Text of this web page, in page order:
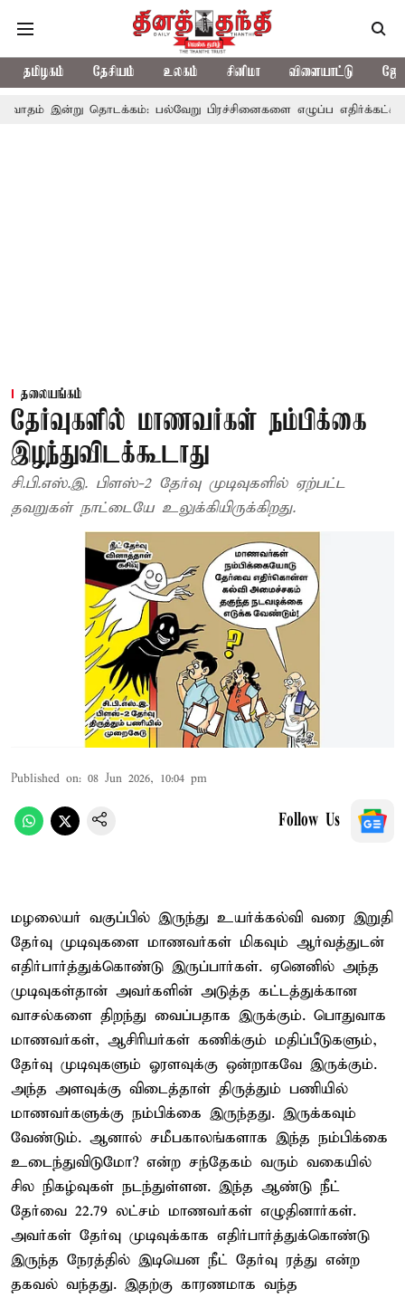
தமிழகம் தேசியம் உலகம் சினிமா விளையாட்டு
தொடக்கம்: பல்வேறு பிரச்சினைகளை எழுப்ப எதிர்க்கட்சிகள் திட்டம்
தலையங்கம்
தேர்வுகளில் மாணவர்கள் நம்பிக்கை
இழந்துவிடக்கூடாது
சி.பி.எஸ்.இ. பிளஸ்-2 தேர்வு முடிவுகளில் ஏற்பட்ட
தவறுகள் நாட்டையே உலுக்கியிருக்கிறது.
Published on: 08 Jun 2026, 10:04 pm
Follow Us
மழலையர் வகுப்பில் இருந்து உயர்க்கல்வி வரை இறுதி
தேர்வு முடிவுகளை மாணவர்கள் மிகவும் ஆர்வத்துடன்
எதிர்பார்த்துக்கொண்டு இருப்பார்கள். ஏனெனில் அந்த
முடிவுகள்தான் அவர்களின் அடுத்த கட்டத்துக்கான
வாசல்களை திறந்து வைப்பதாக இருக்கும். பொதுவாக
மாணவர்கள், ஆசிரியர்கள் கணிக்கும் மதிப்பீடுகளும்,
தேர்வு முடிவுகளும் ஓரளவுக்கு ஒன்றாகவே இருக்கும்.
அந்த அளவுக்கு விடைத்தாள் திருத்தும் பணியில்
மாணவர்களுக்கு நம்பிக்கை இருந்தது. இருக்கவும்
வேண்டும். ஆனால் சமீபகாலங்களாக இந்த நம்பிக்கை
உடைந்துவிடுமோ? என்ற சந்தேகம் வரும் வகையில்
சில நிகழ்வுகள் நடந்துள்ளன. இந்த ஆண்டு நீட்
தேர்வை 22.79 லட்சம் மாணவர்கள் எழுதினார்கள்.
அவர்கள் தேர்வு முடிவுக்காக எதிர்பார்த்துக்கொண்டு
இருந்த நேரத்தில் இடியென நீட் தேர்வு ரத்து என்ற
தகவல் வந்தது. இதற்கு காரணமாக வந்த